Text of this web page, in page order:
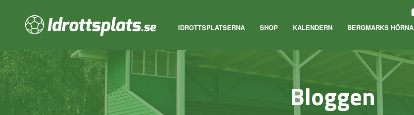
IDROTTSPLATSERNA SHOP KALENDERN BERGMARKS HÖRNA
Bloggen